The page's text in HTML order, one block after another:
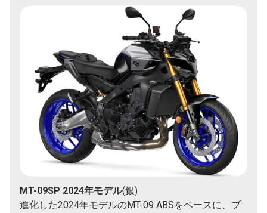
MT-09SP 2024年モデル(銀)
進化した2024年モデルのMT-09 ABSをベースに、ブ